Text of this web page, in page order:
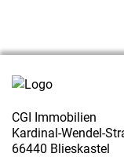
CGI Immobilien
Kardinal-Wendel-
66440 Blieskastel